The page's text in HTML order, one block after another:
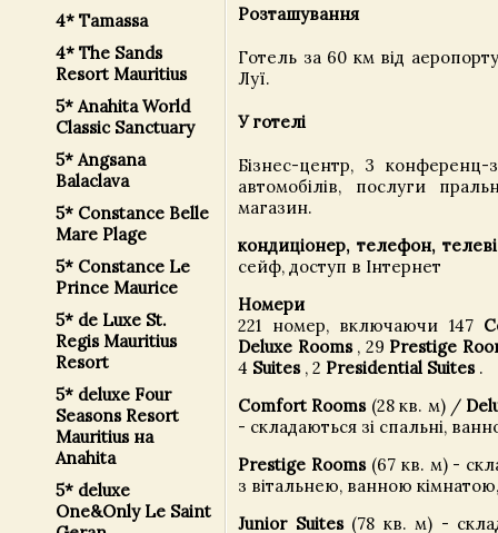
4* Tamassa
4* The Sands
Resort Mauritius
5* Anahita World
Classic Sanctuary
5* Angsana
Balaclava
5* Constance Belle
Mare Plage
5* Constance Le
Prince Maurice
5* de Luxe St.
Regis Mauritius
Resort
5* deluxe Four
Seasons Resort
Mauritius на
Anahita
5* deluxe
One&Only Le Saint
Розташування
Готель за 60 км від
Луї.
У готелі
Бізнес-центр, 3 конференц-
автомобілів, послуги
магазин.
кондиціонер, телефон,
сейф, доступ в Інтернет
Номери
221 номер, включаючи 147
Deluxe Rooms, 29 Prestige
4 Suites, 2 Presidential Suites.
Comfort Rooms(28 кв. м) /
- складаються зі спальні,
Prestige Rooms(67 кв. м) -
з вітальнею, ванною
Junior Suites(78 кв. м) -